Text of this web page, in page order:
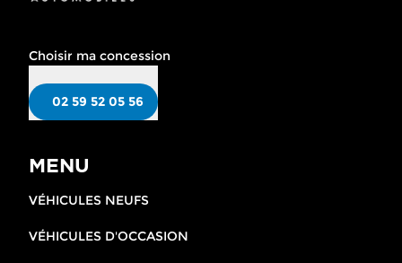
Choisir ma concession
02 59 52 05 56
MENU
VÉHICULES NEUFS
VÉHICULES D'OCCASION